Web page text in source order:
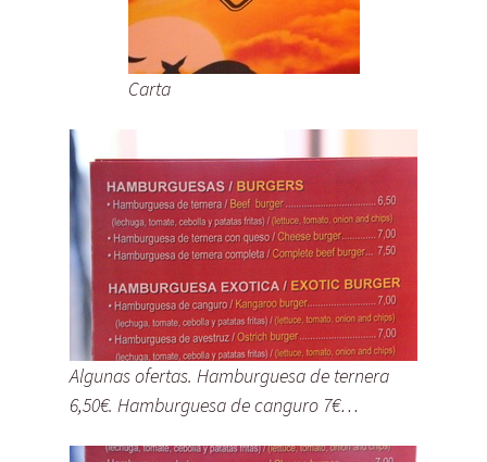
Carta
Algunas ofertas. Hamburguesa de ternera
6,50€. Hamburguesa de canguro 7€…